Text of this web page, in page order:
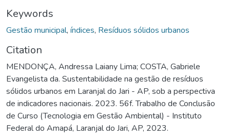
Keywords
Gestão municipal, índices, Resíduos sólidos urbanos
Citation
MENDONÇA, Andressa Laiany Lima; COSTA, Gabriele
Evangelista da. Sustentabilidade na gestão de resíduos
sólidos urbanos em Laranjal do Jari - AP, sob a perspectiva
de indicadores nacionais. 2023. 56f. Trabalho de Conclusão
de Curso (Tecnologia em Gestão Ambiental) - Instituto
Federal do Amapá, Laranjal do Jari, AP, 2023.